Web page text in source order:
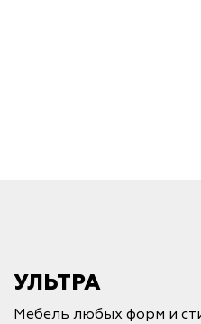
УЛЬТРА
Мебель любых форм и